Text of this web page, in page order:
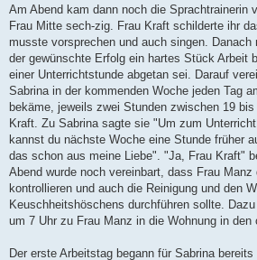
a
Am Abend kam dann noch die Sprachtrainerin
Frau Mitte sech-zig. Frau Kraft schilderte ihr
musste vorsprechen und auch singen. Danach
der gewünschte Erfolg ein hartes Stück Arbeit
einer Unterrichtstunde abgetan sei. Darauf
Sabrina in der kommenden Woche jeden Tag
bekäme, jeweils zwei Stunden zwischen 19
Kraft. Zu Sabrina sagte sie "Um zum
kannst du nächste Woche eine Stunde früher
das schon aus meine Liebe". "Ja, Frau Kraft"
Abend wurde noch vereinbart, dass Frau Manz
kontrollieren und auch die Reinigung und den
Keuschheitshöschens durchführen sollte.
um 7 Uhr zu Frau Manz in die Wohnung in
Der erste Arbeitstag begann für Sabrina